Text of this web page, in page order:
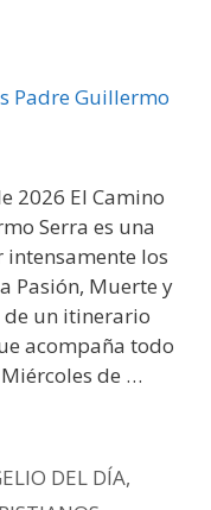
2026 El Camino
Serra es una
los
Pasión, Muerte y
de un itinerario
acompaña todo
de …
DEL DÍA,